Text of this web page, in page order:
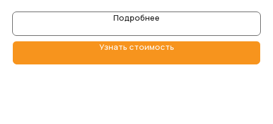
Подробнее
Узнать стоимость